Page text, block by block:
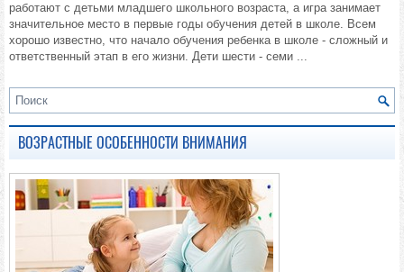
работают с детьми младшего школьного возраста, а игра занимает
значительное место в первые годы обучения детей в школе. Всем
хорошо известно, что начало обучения ребенка в школе - сложный и
ответственный этап в его жизни. Дети шести - семи ...
ВОЗРАСТНЫЕ ОСОБЕННОСТИ ВНИМАНИЯ